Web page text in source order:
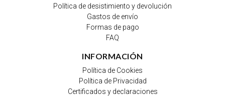
Política de desistimiento y devolución
Gastos de envío
Formas de pago
FAQ
INFORMACIÓN
Política de Cookies
Política de Privacidad
Certificados y declaraciones